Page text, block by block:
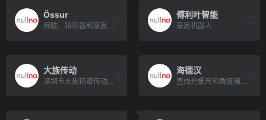
Össur
假肢、矫形器和康复设备
傅利叶智能
康复机器人
大族传动
深圳市大族精密传动科技有限公司（简称大族谐波传动）为大族激光科技产业集团股份有限公司下属子公司，专注于精密减速[…]
海德汉
直线光栅尺和角度编码器、旋转编码器